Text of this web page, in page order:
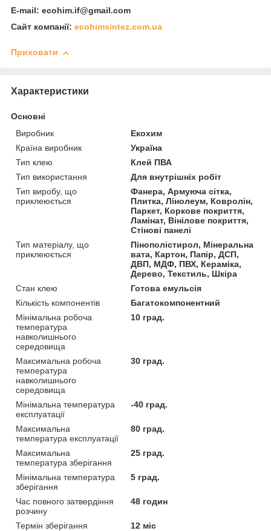
E-mail: ecohim.if@gmail.com
Сайт компанії: ecohimsintez.com.ua
Приховати
Характеристики
Основні
Виробник
Екохим
Країна виробник
Україна
Тип клею
Клей ПВА
Тип використання
Для внутрішніх робіт
Тип виробу, що
приклеюється
Фанера, Армуюча сітка,
Плитка, Лінолеум, Ковролін,
Паркет, Коркове покриття,
Ламінат, Вінілове покриття,
Стінові панелі
Тип матеріалу, що
приклеюється
Пінополістирол, Мінеральна
вата, Картон, Папір, ДСП,
ДВП, МДФ, ПВХ, Кераміка,
Дерево, Текстиль, Шкіра
Стан клею
Готова емульсія
Кількість компонентів
Багатокомпонентний
Мінімальна робоча
температура
навколишнього
середовища
10 град.
Максимальна робоча
температура
навколишнього
середовища
30 град.
Мінімальна температура
експлуатації
-40 град.
Максимальна
температура експлуатації
80 град.
Максимальна
температура зберігання
25 град.
Мінімальна температура
зберігання
5 град.
Час повного затвердіння
розчину
48 годин
Термін зберігання
12 міс